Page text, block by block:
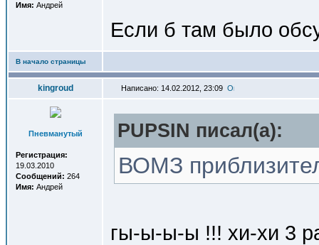
Имя: Андрей
Если б там было
В начало страницы
kingroud Написано: 14.02.2012, 23:09
Пневманутый
Регистрация:
19.03.2010
Сообщений: 264
Имя: Андрей
PUPSIN писал(a):
ВОМЗ
гы-ы-ы-ы !!! хи-хи 3